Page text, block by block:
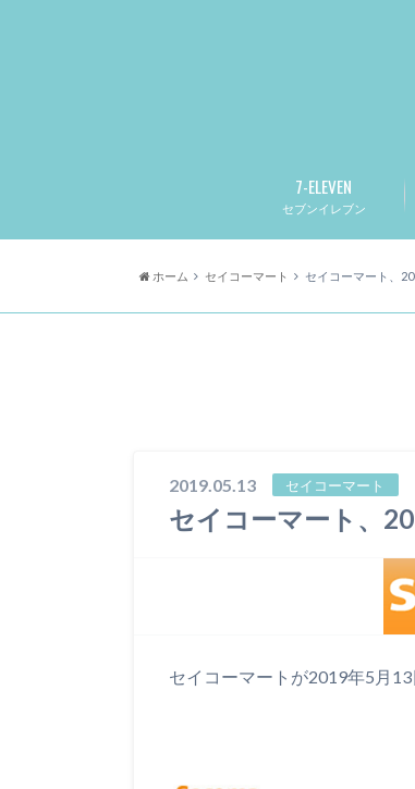
セブンイレブン
7-ELEVEN
ホーム セイコーマート セイコーマート、
2019.05.13 セイコーマート
セイコーマート、
セイコーマートが2019年5月